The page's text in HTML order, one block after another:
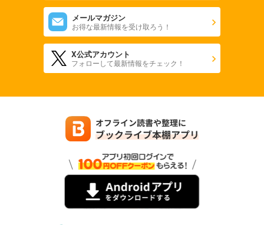
メールマガジン
お得な最新情報を受け取ろう！
X公式アカウント
フォローして最新情報をチェック！